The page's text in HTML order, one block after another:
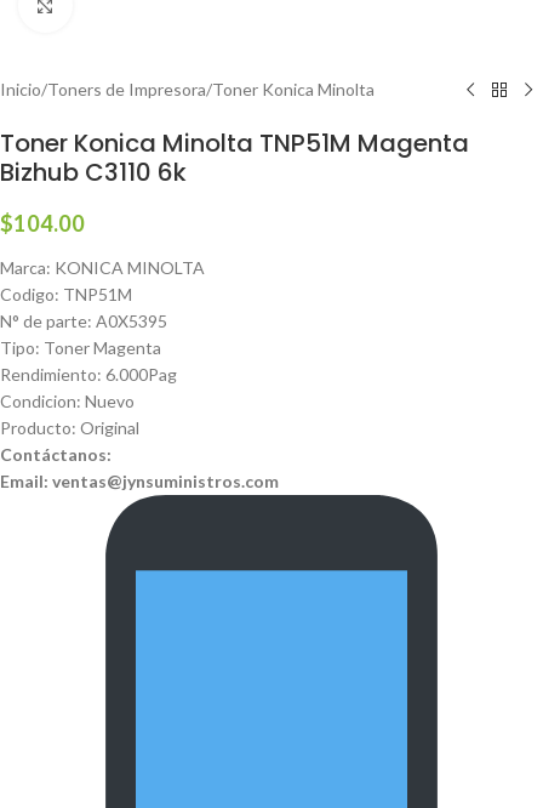
Inicio/Toners de Impresora/Toner Konica Minolta
Toner Konica Minolta TNP51M Magenta
Bizhub C3110 6k
$104.00
Marca: KONICA MINOLTA
Codigo: TNP51M
N° de parte: A0X5395
Tipo: Toner Magenta
Rendimiento: 6.000Pag
Condicion: Nuevo
Producto: Original
Contáctanos:
Email: ventas@jynsuministros.com